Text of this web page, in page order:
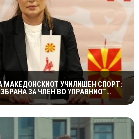
МАКЕДОНСКИОТ УЧИЛИШЕН СПОРТ:
ЗА ЧЛЕН ВО УПРАВНИОТ
ФЕДЕРАЦИЈА НА УЧИЛИШНИ